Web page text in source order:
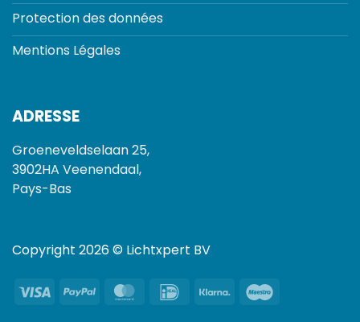
Protection des données
Mentions Légales
ADRESSE
Groeneveldselaan 25,
3902HA Veenendaal,
Pays-Bas
Copyright 2026 © Lichtxpert BV
Visa PayPal MasterCard
IDeal Klarna